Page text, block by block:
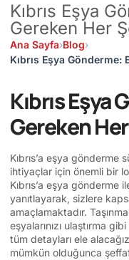
Kıbrıs Eşya
Gereken Her
Ana Sayfa›Blog›
Kıbrıs Eşya
Kıbrıs
Gereken
Kıbrıs’a eşya
ihtiyaçlar için önemli bir
Kıbrıs’a eşya gönderme
yanıtlayarak, sizlere
amaçlamaktadır.
eşyalarınızı ulaştırma
tüm detayları ele
mümkün olduğunca